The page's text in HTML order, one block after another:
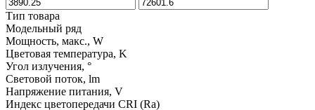
Тип товара
Модельный ряд
Мощность, макс., W
Цветовая температура, K
Угол излучения, °
Световой поток, lm
Напряжение питания, V
Индекс цветопередачи CRI (Ra)